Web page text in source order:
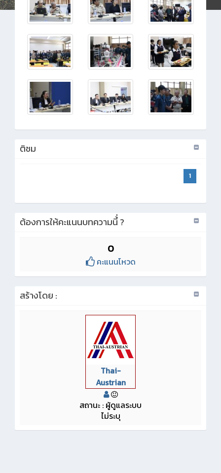
ติชม
1
ต้องการให้คะแนนบทความนี้่ ?
0
คะแนนโหวด
สร้างโดย :
Thai-
Austrian
สถานะ : ผู้ดูแลระบบ
ไม่ระบุ